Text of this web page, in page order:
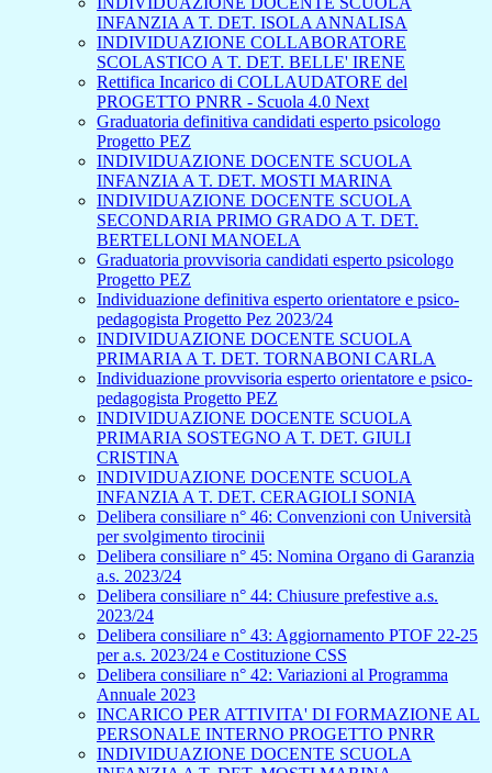
INFANZIA A T. DET. ISOLA ANNALISA
INDIVIDUAZIONE COLLABORATORE
SCOLASTICO A T. DET. BELLE' IRENE
Rettifica Incarico di COLLAUDATORE del
PROGETTO PNRR - Scuola 4.0 Next
Graduatoria definitiva candidati esperto psicologo
Progetto PEZ
INDIVIDUAZIONE DOCENTE SCUOLA
INFANZIA A T. DET. MOSTI MARINA
INDIVIDUAZIONE DOCENTE SCUOLA
SECONDARIA PRIMO GRADO A T. DET.
BERTELLONI MANOELA
Graduatoria provvisoria candidati esperto psicologo
Progetto PEZ
Individuazione definitiva esperto orientatore e psico-
pedagogista Progetto Pez 2023/24
INDIVIDUAZIONE DOCENTE SCUOLA
PRIMARIA A T. DET. TORNABONI CARLA
Individuazione provvisoria esperto orientatore e psico-
pedagogista Progetto PEZ
INDIVIDUAZIONE DOCENTE SCUOLA
PRIMARIA SOSTEGNO A T. DET. GIULI
CRISTINA
INDIVIDUAZIONE DOCENTE SCUOLA
INFANZIA A T. DET. CERAGIOLI SONIA
Delibera consiliare n° 46: Convenzioni con Università
per svolgimento tirocinii
Delibera consiliare n° 45: Nomina Organo di Garanzia
a.s. 2023/24
Delibera consiliare n° 44: Chiusure prefestive a.s.
2023/24
Delibera consiliare n° 43: Aggiornamento PTOF 22-25
per a.s. 2023/24 e Costituzione CSS
Delibera consiliare n° 42: Variazioni al Programma
Annuale 2023
INCARICO PER ATTIVITA' DI FORMAZIONE AL
PERSONALE INTERNO PROGETTO PNRR
INDIVIDUAZIONE DOCENTE SCUOLA